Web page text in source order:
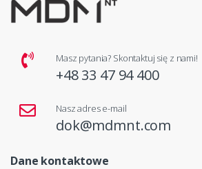
Masz pytania? Skontaktuj się z nami!
+48 33 47 94 400
Nasz adres e-mail
dok@mdmnt.com
Dane kontaktowe